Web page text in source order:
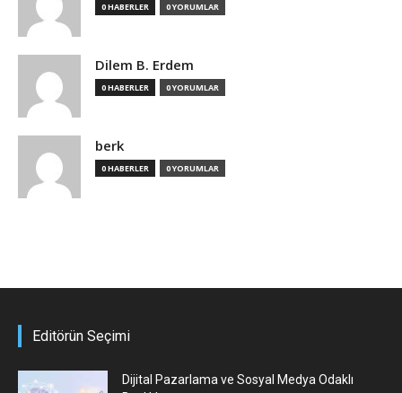
0 HABERLER 0 YORUMLAR
Dilem B. Erdem
0 HABERLER 0 YORUMLAR
berk
0 HABERLER 0 YORUMLAR
Editörün Seçimi
Dijital Pazarlama ve Sosyal Medya Odaklı